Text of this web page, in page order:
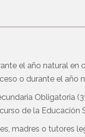
el año natural en
o durante el año
Obligatoria
de la Educación
madres o tutores